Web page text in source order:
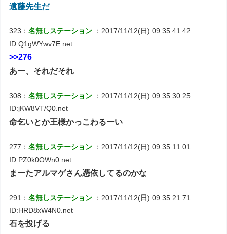
遠藤先生だ
323：名無しステーション
：2017/11/12(日) 09:35:41.42
ID:Q1gWYwv7E.net
>>276
あー、それだそれ
308：名無しステーション
：2017/11/12(日) 09:35:30.25
ID:jKW8VT/Q0.net
命乞いとか王様かっこわるーい
277：名無しステーション
：2017/11/12(日) 09:35:11.01
ID:PZ0k0OWn0.net
まーたアルマゲさん憑依してるのかな
291：名無しステーション
：2017/11/12(日) 09:35:21.71
ID:HRD8xW4N0.net
石を投げる